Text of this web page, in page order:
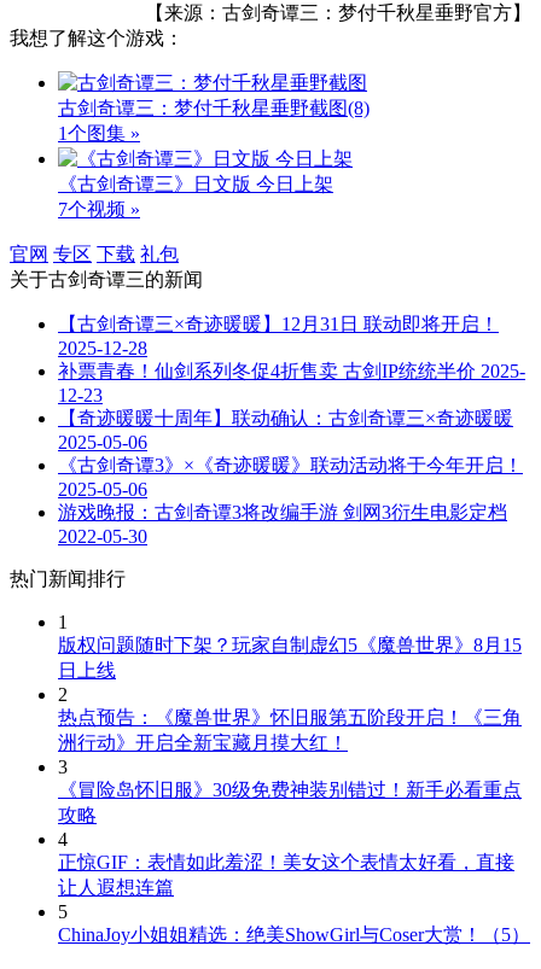
【来源：古剑奇谭三：梦付千秋星垂野官方】
我想了解这个游戏：
古剑奇谭三：梦付千秋星垂野截图(8)
1个图集 »
《古剑奇谭三》日文版 今日上架
7个视频 »
官网 专区 下载 礼包
关于古剑奇谭三的新闻
【古剑奇谭三×奇迹暖暖】12月31日 联动即将开启！
2025-12-28
补票青春！仙剑系列冬促4折售卖 古剑IP统统半价 2025-
12-23
【奇迹暖暖十周年】联动确认：古剑奇谭三×奇迹暖暖
2025-05-06
《古剑奇谭3》×《奇迹暖暖》联动活动将于今年开启！
2025-05-06
游戏晚报：古剑奇谭3将改编手游 剑网3衍生电影定档
2022-05-30
热门新闻排行
1
版权问题随时下架？玩家自制虚幻5《魔兽世界》8月15
日上线
2
热点预告：《魔兽世界》怀旧服第五阶段开启！《三角
洲行动》开启全新宝藏月摸大红！
3
《冒险岛怀旧服》30级免费神装别错过！新手必看重点
攻略
4
正惊GIF：表情如此羞涩！美女这个表情太好看，直接
让人遐想连篇
5
ChinaJoy小姐姐精选：绝美ShowGirl与Coser大赏！（5）